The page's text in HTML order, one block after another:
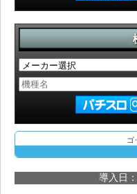
ゴ
導入日